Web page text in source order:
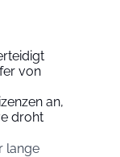
von
an,
droht
lange